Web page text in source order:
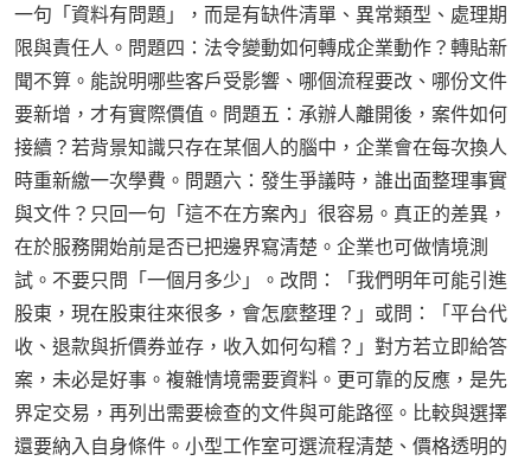
一句「資料有問題」，而是有缺件清單、異常類型、處理期
限與責任人。問題四：法令變動如何轉成企業動作？轉貼新
聞不算。能說明哪些客戶受影響、哪個流程要改、哪份文件
要新增，才有實際價值。問題五：承辦人離開後，案件如何
接續？若背景知識只存在某個人的腦中，企業會在每次換人
時重新繳一次學費。問題六：發生爭議時，誰出面整理事實
與文件？只回一句「這不在方案內」很容易。真正的差異，
在於服務開始前是否已把邊界寫清楚。企業也可做情境測
試。不要只問「一個月多少」。改問：「我們明年可能引進
股東，現在股東往來很多，會怎麼整理？」或問：「平台代
收、退款與折價券並存，收入如何勾稽？」對方若立即給答
案，未必是好事。複雜情境需要資料。更可靠的反應，是先
界定交易，再列出需要檢查的文件與可能路徑。比較與選擇
還要納入自身條件。小型工作室可選流程清楚、價格透明的